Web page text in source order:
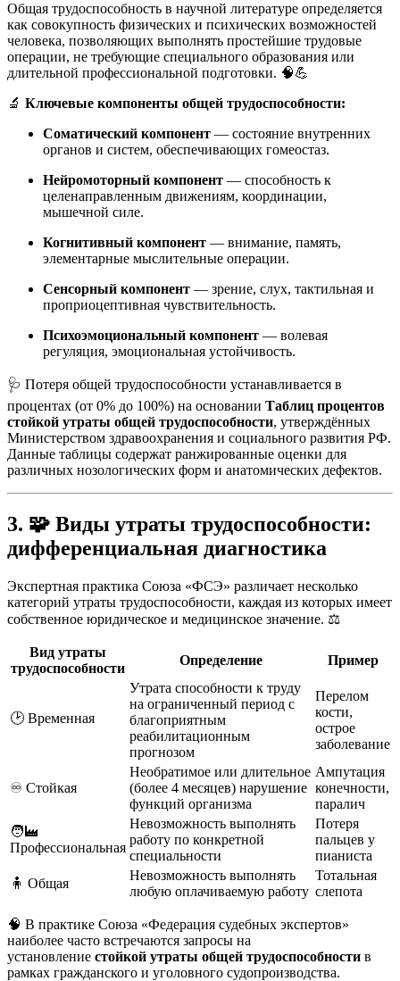
Общая трудоспособность в научной литературе определяется
как совокупность физических и психических возможностей
человека, позволяющих выполнять простейшие трудовые
операции, не требующие специального образования или
длительной профессиональной подготовки. 🧠💪
🔬 Ключевые компоненты общей трудоспособности:
Соматический компонент — состояние внутренних
органов и систем, обеспечивающих гомеостаз.
Нейромоторный компонент — способность к
целенаправленным движениям, координации,
мышечной силе.
Когнитивный компонент — внимание, память,
элементарные мыслительные операции.
Сенсорный компонент — зрение, слух, тактильная и
проприоцептивная чувствительность.
Психоэмоциональный компонент — волевая
регуляция, эмоциональная устойчивость.
🩺 Потеря общей трудоспособности устанавливается в
процентах (от 0% до 100%) на основании Таблиц процентов
стойкой утраты общей трудоспособности, утверждённых
Министерством здравоохранения и социального развития РФ.
Данные таблицы содержат ранжированные оценки для
различных нозологических форм и анатомических дефектов.
3. 🧩 Виды утраты трудоспособности:
дифференциальная диагностика
Экспертная практика Союза «ФСЭ» различает несколько
категорий утраты трудоспособности, каждая из которых имеет
собственное юридическое и медицинское значение. ⚖️
Вид утраты
трудоспособности
Определение Пример
🕑 Временная
Утрата способности к труду
на ограниченный период с
благоприятным
реабилитационным
прогнозом
Перелом
кости,
острое
заболевание
♾️ Стойкая
Необратимое или длительное
(более 4 месяцев) нарушение
функций организма
Ампутация
конечности,
паралич
🧑‍🏭
Профессиональная
Невозможность выполнять
работу по конкретной
специальности
Потеря
пальцев у
пианиста
🧍 Общая
Невозможность выполнять
любую оплачиваемую работу
Тотальная
слепота
🧠 В практике Союза «Федерация судебных экспертов»
наиболее часто встречаются запросы на
установление стойкой утраты общей трудоспособности в
рамках гражданского и уголовного судопроизводства.